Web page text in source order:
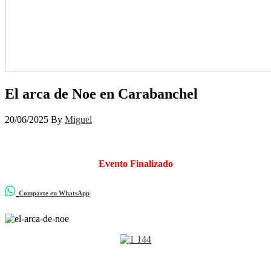
El arca de Noe en Carabanchel
20/06/2025 By Miguel
Evento Finalizado
Comparte en WhatsApp